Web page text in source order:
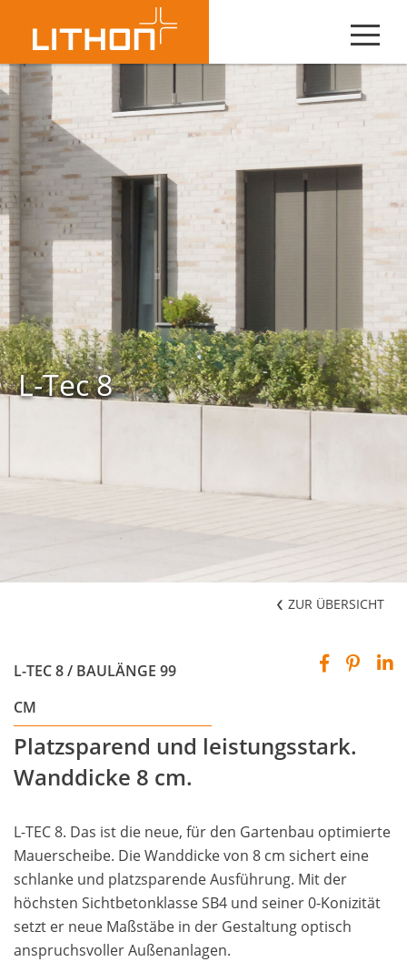
L-Tec 8
ZUR ÜBERSICHT
L-TEC 8 / BAULÄNGE 99
CM
Platzsparend und leistungsstark.
Wanddicke 8 cm.
L-TEC 8. Das ist die neue, für den Gartenbau optimierte
Mauerscheibe. Die Wanddicke von 8 cm sichert eine
schlanke und platzsparende Ausführung. Mit der
höchsten Sichtbetonklasse SB4 und seiner 0-Konizität
setzt er neue Maßstäbe in der Gestaltung optisch
anspruchsvoller Außenanlagen.